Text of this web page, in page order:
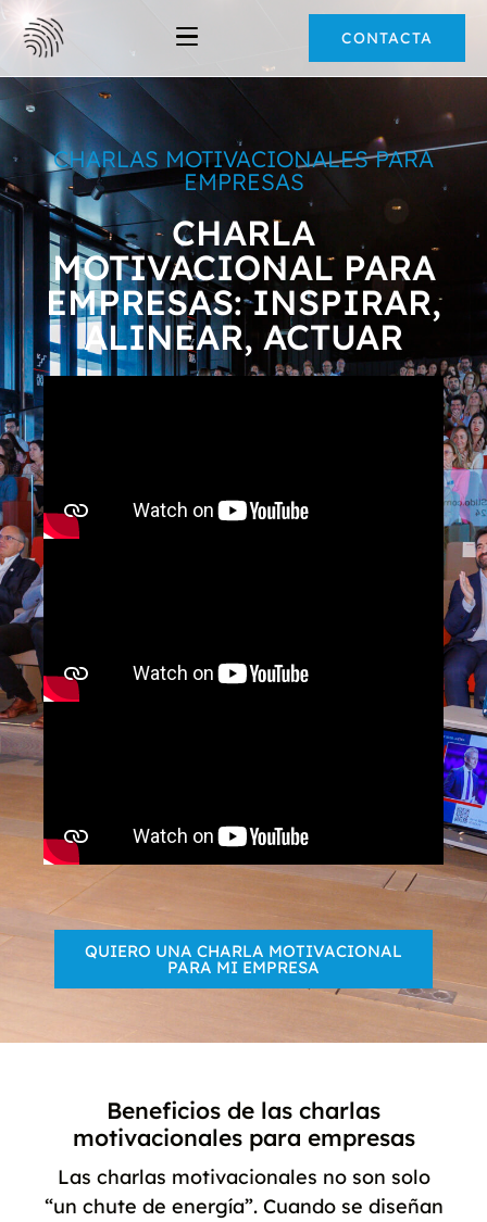
CONTACTA
CHARLAS MOTIVACIONALES PARA
EMPRESAS
CHARLA
MOTIVACIONAL PARA
EMPRESAS: INSPIRAR,
ALINEAR, ACTUAR
QUIERO UNA CHARLA MOTIVACIONAL
PARA MI EMPRESA
Beneficios de las charlas
motivacionales para empresas
Las charlas motivacionales no son solo
“un chute de energía”. Cuando se diseñan